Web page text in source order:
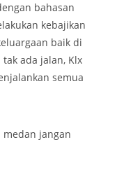
bahasan
kebajikan
baik di
ada jalan, Klx
semua
jangan